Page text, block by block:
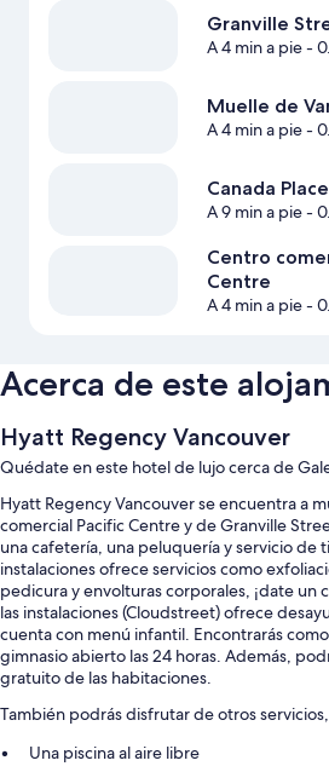
Granville
A 4 min a pie-
Muelle de
A 4 min a pie-
Canada Place
A 9 min a pie-
Centro
Centre
A 4 min a pie-
Acerca de este
Hyatt Regency Vancouver
Quédate en este hotel de lujo cerca de
Hyatt Regency Vancouver se encuentra a
comercial Pacific Centre y de Granville
una cafetería, una peluquería y servicio de
instalaciones ofrece servicios como
pedicura y envolturas corporales, ¡date un
las instalaciones (Cloudstreet) ofrece
cuenta con menú infantil. Encontrarás
gimnasio abierto las 24 horas. Además,
gratuito de las habitaciones.
También podrás disfrutar de otros
Una piscina al aire libre